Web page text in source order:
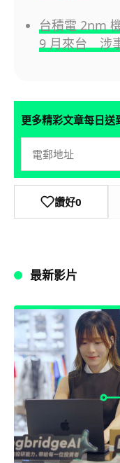
台積電 2nm
9 月來台 涉
更多精彩文章每日送
讚好0
最新影片